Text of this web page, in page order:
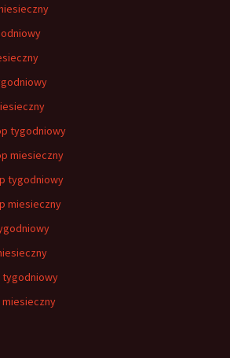
tygodniowy
miesieczny
tygodniowy
miesieczny
tygodniowy